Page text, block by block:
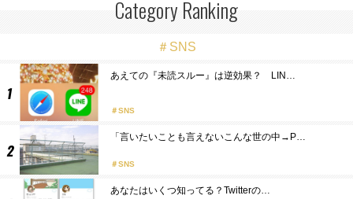
Category Ranking
＃SNS
あえての『未読スルー』は逆効果？ LIN…
SNS
「言いたいことも言えないこんな世の中→P…
SNS
あなたはいくつ知ってる？Twitterの…